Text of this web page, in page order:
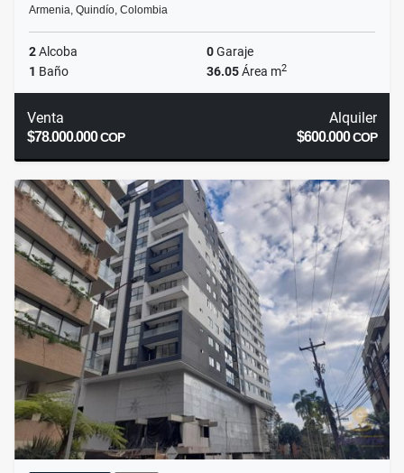
Armenia, Quindío, Colombia
2Alcoba 0Garaje
1 Baño 36.05Área m2
Venta
$78.000.000COP
Alquiler
$600.000COP